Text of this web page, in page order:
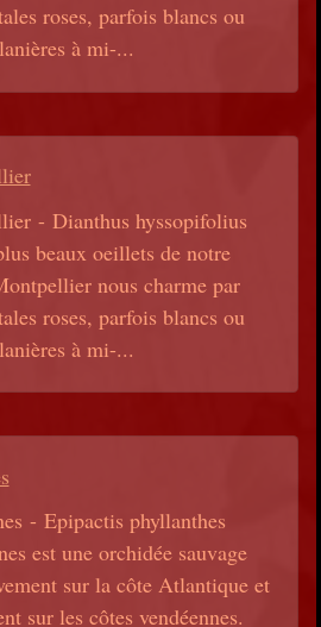
roses, parfois blancs ou
à mi-...
- Dianthus hyssopifolius
beaux oeillets de notre
nous charme par
roses, parfois blancs ou
à mi-...
- Epipactis phyllanthes
est une orchidée sauvage
sur la côte Atlantique et
sur les côtes vendéennes.